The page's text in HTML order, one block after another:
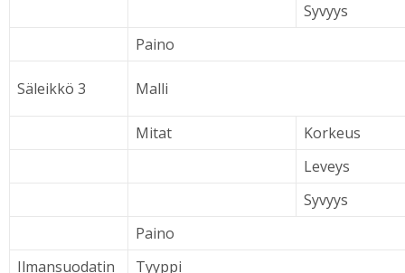
Syvyys
Paino
Säleikkö 3 Malli
Mitat
Korkeus
Leveys
Syvyys
Paino
Ilmansuodatin
Tyyppi